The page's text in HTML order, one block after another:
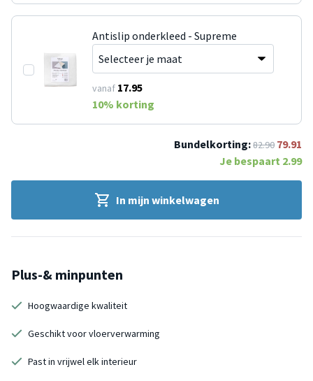
Antislip onderkleed - Supreme
vanaf 17.95
10% korting
Bundelkorting:82.90 79.91
Je bespaart 2.99
In mijn winkelwagen
Plus-& minpunten
Hoogwaardige kwaliteit
Geschikt voor vloerverwarming
Past in vrijwel elk interieur